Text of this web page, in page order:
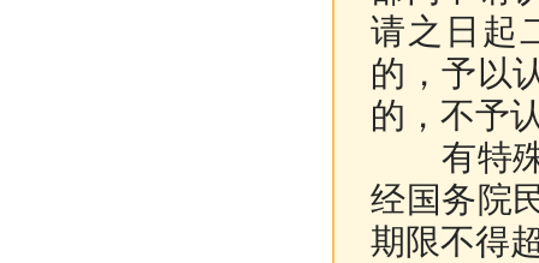
请之日起
的，予以
的，不予
有特殊
经国务院
期限不得